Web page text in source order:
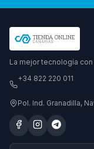
La mejor tecnología
+34 822 220 011
Pol. Ind. Granadilla,